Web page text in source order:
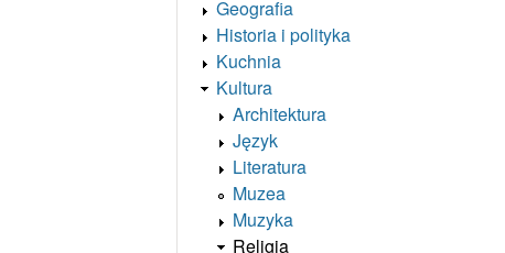
Geografia
Historia i polityka
Kuchnia
Kultura
Architektura
Język
Literatura
Muzea
Muzyka
Religia